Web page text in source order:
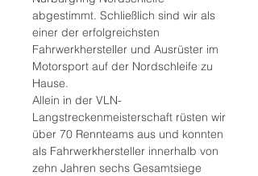
abgestimmt. Schließlich sind wir als
einer der erfolgreichsten
Fahrwerkhersteller und Ausrüster im
Motorsport auf der Nordschleife zu
Hause.
Allein in der VLN-
Langstreckenmeisterschaft rüsten wir
über 70 Rennteams aus und konnten
als Fahrwerkhersteller innerhalb von
zehn Jahren sechs Gesamtsiege